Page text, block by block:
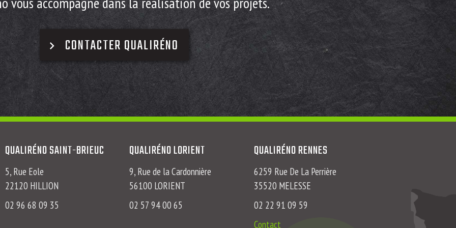
CONTACTER QUALIRÉNO
QUALIRÉNO SAINT-BRIEUC
5, Rue Eole
22120 HILLION
02 96 68 09 35
QUALIRÉNO LORIENT
9, Rue de la Cardonnière
56100 LORIENT
02 57 94 00 65
QUALIRÉNO RENNES
6259 Rue De La Perrière
35520 MELESSE
02 22 91 09 59
Contact